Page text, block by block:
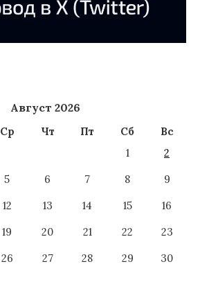
Август 2026
Ср Чт Пт Сб
Вс
1
2
5 6 7 8
9
12 13 14 15
16
19 20 21 22
23
26 27 28 29
30